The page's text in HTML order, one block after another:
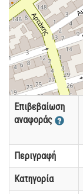
Επιβεβαίωση
αναφοράς
Περιγραφή
Κατηγορία